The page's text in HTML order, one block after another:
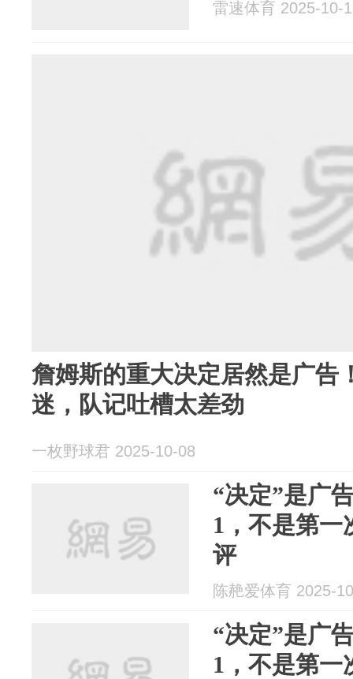
雷速体育 2025-10-
詹姆斯的重大决定居然是广告
迷，队记吐槽太差劲
一枚野球君 2025-10-08
“决定”是广
1，不是第一
评
陈赩爱体育 2025-
“决定”是广
1，不是第一